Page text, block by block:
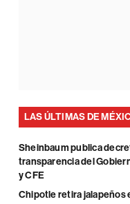
LAS ÚLTIMAS DE
Sheinbaum publica
transparencia del
y CFE
Chipotle retira jalapeños